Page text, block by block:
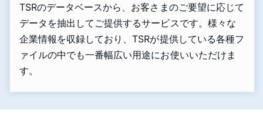
TSRのデータベースから、お客さまのご要望に応じて
データを抽出してご提供するサービスです。様々な
企業情報を収録しており、TSRが提供している各種フ
ァイルの中でも一番幅広い用途にお使いいただけま
す。